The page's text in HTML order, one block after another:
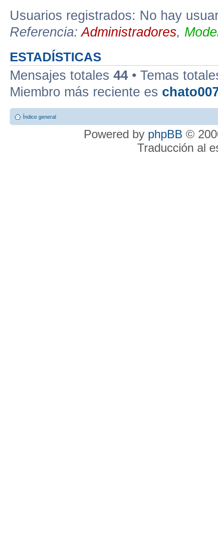
Usuarios registrados: No hay
Referencia:Administradores,
ESTADÍSTICAS
Mensajes totales 44 • Temas
Miembro más reciente es
Índice general
Powered by phpBB ©
Traducción al